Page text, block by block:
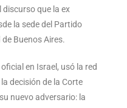
que la ex
la sede del Partido
Buenos Aires.
en Israel, usó la red
decisión de la Corte
nuevo adversario: la